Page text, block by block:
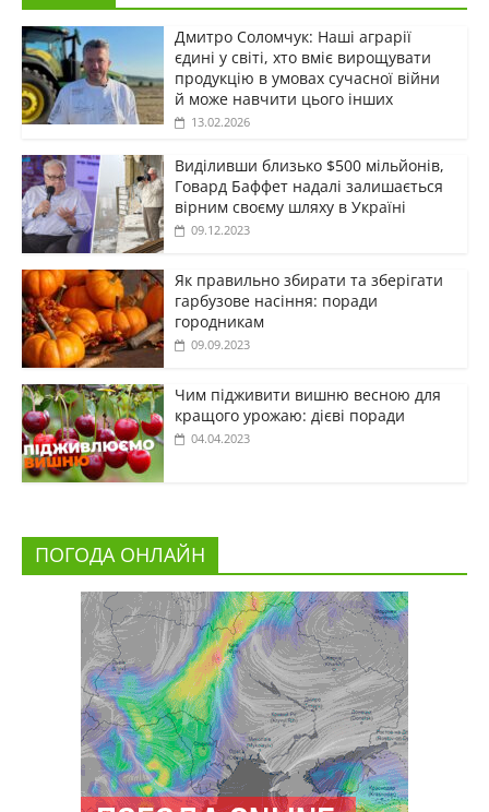
Дмитро Соломчук: Наші аграрії
єдині у світі, хто вміє вирощувати
продукцію в умовах сучасної війни
й може навчити цього інших
13.02.2026
Виділивши близько $500 мільйонів,
Говард Баффет надалі залишається
вірним своєму шляху в Україні
09.12.2023
Як правильно збирати та зберігати
гарбузове насіння: поради
городникам
09.09.2023
Чим підживити вишню весною для
кращого урожаю: дієві поради
04.04.2023
ПОГОДА ОНЛАЙН